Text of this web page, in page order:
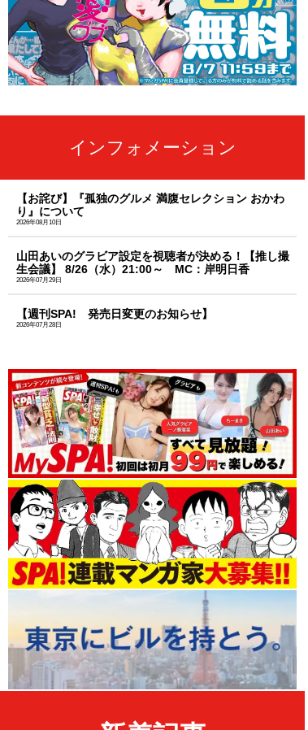
インフォメーション
【お詫び】『孤独のグルメ 満腹セレクション おかわ
り』について
2026年08月10日
山田あいのグラビア設定を視聴者が決める！【推し撮
生会議】 8/26（水）21:00～ MC：岸明日香
2026年07月29日
【週刊SPA! 発売日変更のお知らせ】
2026年07月28日